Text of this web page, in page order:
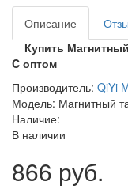
Описание
Купить
C оптом
Производитель: QiYi
Модель: Магнитный
Наличие:
В наличии
866 руб.